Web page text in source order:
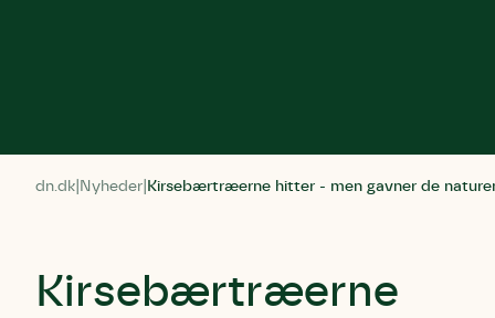
dn.dk Nyheder Kirsebærtræerne hitter - men gavner de
Kirsebærtræerne